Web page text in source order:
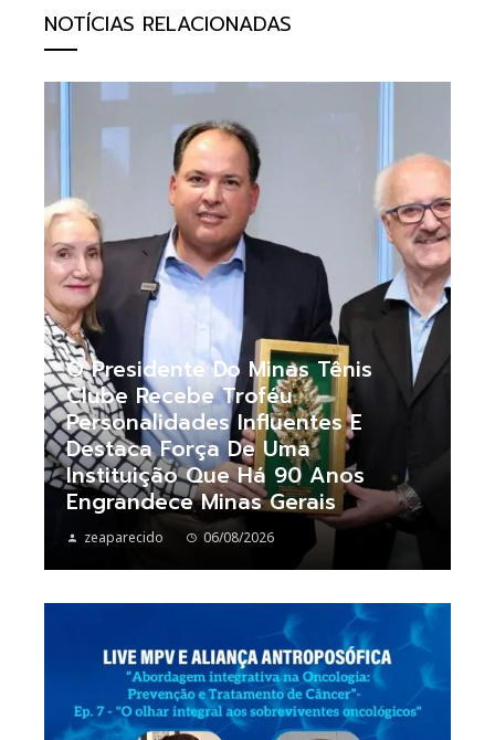
NOTÍCIAS RELACIONADAS
O Presidente Do Minas Tênis
Clube Recebe Troféu
Personalidades Influentes E
Destaca Força De Uma
Instituição Que Há 90 Anos
Engrandece Minas Gerais
zeaparecido 06/08/2026